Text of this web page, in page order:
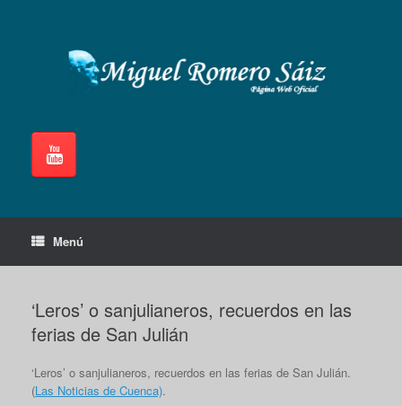
Menú
‘Leros’ o sanjulianeros, recuerdos en las
ferias de San Julián
‘Leros’ o sanjulianeros, recuerdos en las ferias de San Julián.
(Las Noticias de Cuenca).